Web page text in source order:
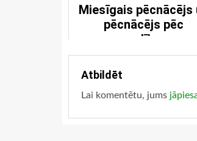
Miesīgais pēcnācējs
pēcnācējs pēc
apsolījuma
Atbildēt
Lai komentētu, jums